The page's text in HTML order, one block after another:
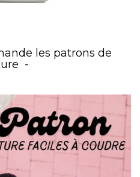
les patrons de